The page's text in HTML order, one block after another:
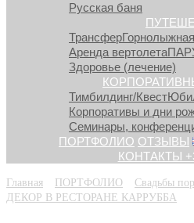
Русская баня
Трансфер
Аренда вертолета
Здоровье (лечение)
Тимбилдинг/Квест
Корпоративы и дни
Семинары,
ПОРТФОЛИО ОТЗЫВЫ
КОНТАКТЫ
Главная ПОРТФОЛИО Свадьбы
ДЕКОР В РЕСТОРАНЕ КАРРУББА